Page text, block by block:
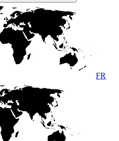
FR